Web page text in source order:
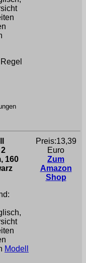
160
Modell
Preis:13,39
Euro
Zum
Amazon
Shop